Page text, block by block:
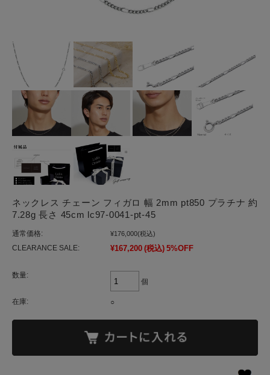
ネックレス チェーン フィガロ 幅 2mm pt850 プラチナ 約
7.28g 長さ 45cm lc97-0041-pt-45
通常価格: ¥176,000(税込)
CLEARANCE SALE: ¥167,200 (税込) 5%OFF
数量:
個
在庫: ○